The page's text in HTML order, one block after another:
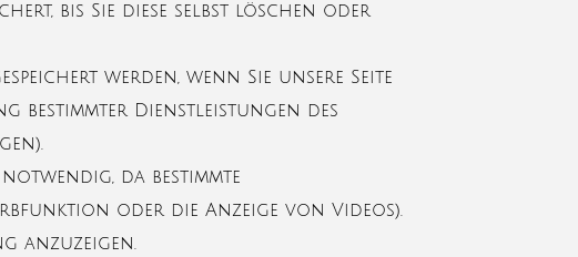
bis Sie diese selbst löschen oder
werden, wenn Sie unsere Seite
bestimmter Dienstleistungen des
da bestimmte
oder die Anzeige von Videos).
anzuzeigen.